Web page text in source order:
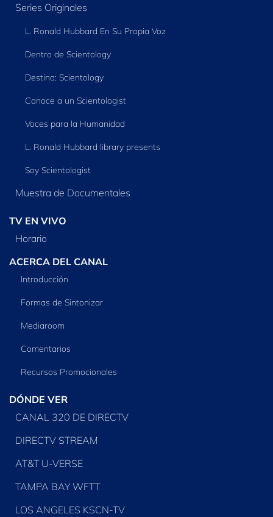
Series Originales
L. Ronald Hubbard En Su Propia Voz
Dentro de Scientology
Destino: Scientology
Conoce a un Scientologist
Voces para la Humanidad
L. Ronald Hubbard library presents
Soy Scientologist
Muestra de Documentales
TV EN VIVO
Horario
ACERCA DEL CANAL
Introducción
Formas de Sintonizar
Mediaroom
Comentarios
Recursos Promocionales
DÓNDE VER
CANAL 320 DE DIRECTV
DIRECTV STREAM
AT&T U-VERSE
TAMPA BAY WFTT
LOS ANGELES KSCN-TV